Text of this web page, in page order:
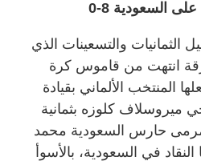
الثمانيات والتسعينات الذي
انتهت من قاموس كرة
المنتخب الألماني بقيادة
ميروسلاف كلوزه بثمانية
حارس السعودية محمد
في السعودية، بالأسوأ